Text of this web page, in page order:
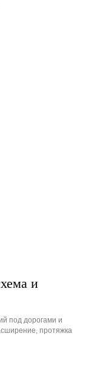
и
под дорогами и
протяжка